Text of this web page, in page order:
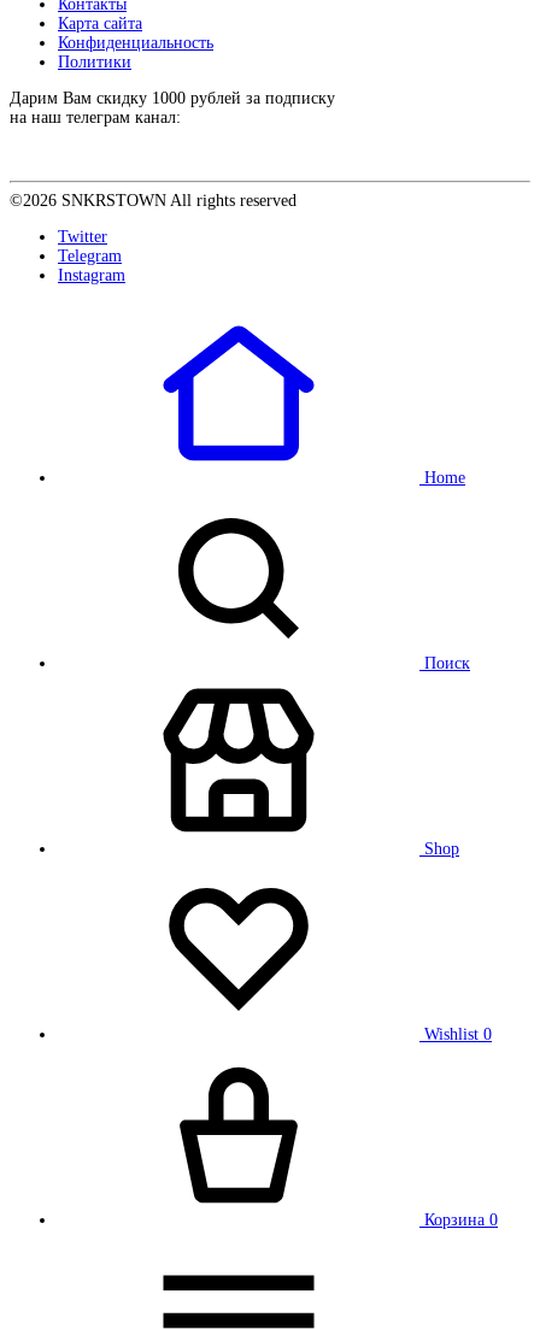
Контакты
Карта сайта
Конфиденциальность
Политики
Дарим Вам скидку 1000 рублей за подписку
на наш телеграм канал:
©2026 SNKRSTOWN All rights reserved
Twitter
Telegram
Instagram
Home
Поиск
Shop
Wishlist 0
Корзина 0